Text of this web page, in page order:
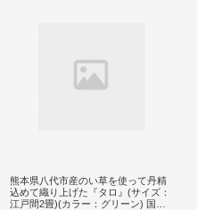
熊本県八代市産のい草を使って丹精
込めて織り上げた『タロ』(サイズ：
江戸間2畳)(カラー：グリーン) 国産